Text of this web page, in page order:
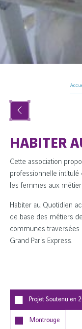
HABITER
Cette association
professionnelle intitulé
les femmes aux
Habiter au Quotidien
de base des métiers
communes traversées
Grand Paris Express.
Projet Soutenu en
Montrouge